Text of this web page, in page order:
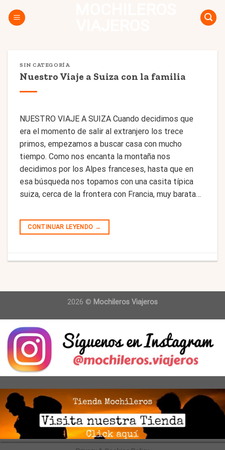
SIN CATEGORÍA
Nuestro Viaje a Suiza con la familia
NUESTRO VIAJE A SUIZA Cuando decidimos que
era el momento de salir al extranjero los trece
primos, empezamos a buscar casa con mucho
tiempo. Como nos encanta la montaña nos
decidimos por los Alpes franceses, hasta que en
esa búsqueda nos topamos con una casita típica
suiza, cerca de la frontera con Francia, muy barata…
CONTINUAR LEYENDO →
2026 © Mochileros Viajeros